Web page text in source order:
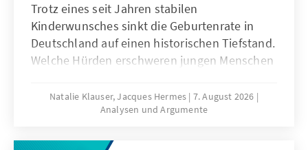
Trotz eines seit Jahren stabilen
Kinderwunsches sinkt die Geburtenrate in
Deutschland auf einen historischen Tiefstand.
Welche Hürden erschweren jungen Menschen
Rahmenbedingungen können dazu beitragen,
dass mehr Kinderwünsche verwirklicht
ein Vergleich familienpolitischer Ansätze
Natalie Klauser, Jacques Hermes 7. August 2026
Analysen und Argumente